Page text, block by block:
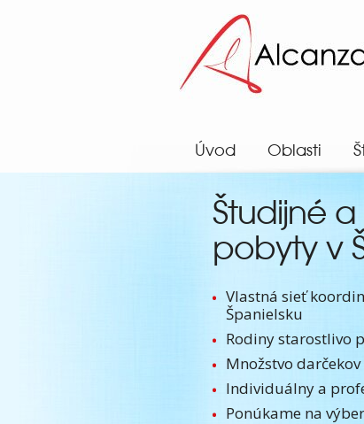
Úvod Oblasti
Študijné a jazykové
pobyty v
Vlastná sieť
Španielsku
Rodiny starostlivo
Množstvo
Individuálny a
Ponúkame na